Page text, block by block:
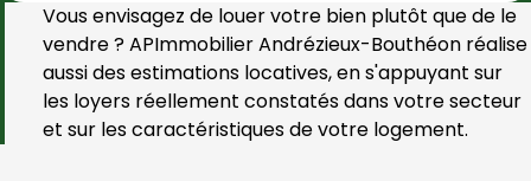
Vous envisagez de louer votre bien plutôt que de le
vendre ? APImmobilier Andrézieux-Bouthéon réalise
aussi des estimations locatives, en s'appuyant sur
les loyers réellement constatés dans votre secteur
et sur les caractéristiques de votre logement.